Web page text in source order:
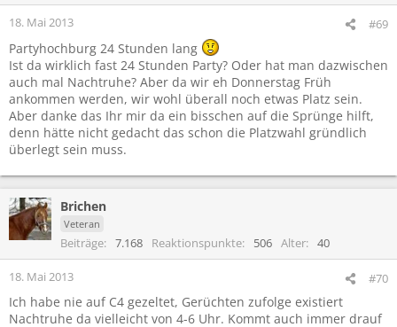
18. Mai 2013 #69
Partyhochburg 24 Stunden lang
Ist da wirklich fast 24 Stunden Party? Oder hat man dazwischen
auch mal Nachtruhe? Aber da wir eh Donnerstag Früh
ankommen werden, wir wohl überall noch etwas Platz sein.
Aber danke das Ihr mir da ein bisschen auf die Sprünge hilft,
denn hätte nicht gedacht das schon die Platzwahl gründlich
überlegt sein muss.
Brichen
Veteran
Beiträge 7.168 Reaktionspunkte 506 Alter 40
18. Mai 2013 #70
Ich habe nie auf C4 gezeltet, Gerüchten zufolge existiert
Nachtruhe da vielleicht von 4-6 Uhr. Kommt auch immer drauf